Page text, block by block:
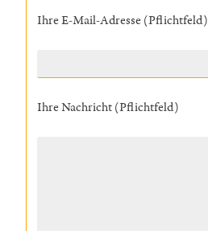
Ihre E-Mail-Adresse (Pflichtfeld)
Ihre Nachricht (Pflichtfeld)